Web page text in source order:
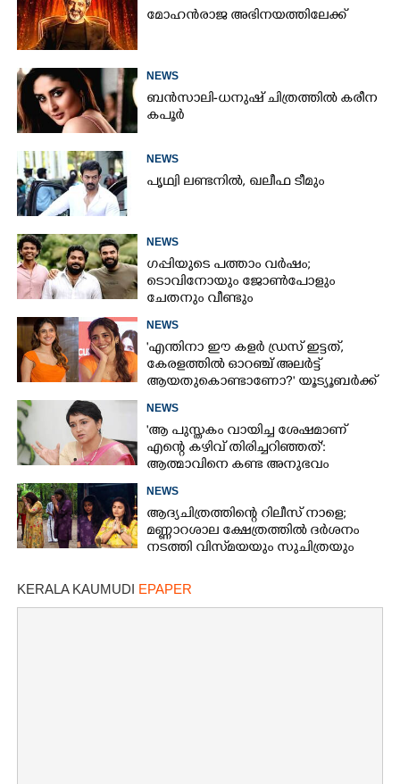
മോഹൻരാജ അഭിനയത്തിലേക്ക്
NEWS
ബൻസാലി-ധനുഷ് ചിത്രത്തിൽ കരീന
കപൂർ
NEWS
പൃഥ്വി ലണ്ടനിൽ, ഖലീഫ ടീമും
NEWS
ഗപ്പിയുടെ പത്താം വർഷം;​
ടൊവിനോയും ജോൺപോളും
ചേതനും വീണ്ടും
NEWS
'എന്തിനാ ഈ കളർ ഡ്രസ് ഇട്ടത്,
കേരളത്തിൽ ഓറഞ്ച് അല‌ർട്ട്
ആയതുകൊണ്ടാണോ?' യൂട്യൂബർക്ക്
NEWS
'ആ പുസ്തകം വായിച്ച ശേഷമാണ്
എന്റെ കഴിവ് തിരിച്ചറിഞ്ഞത്':
ആത്മാവിനെ കണ്ട അനുഭവം
NEWS
ആദ്യചിത്രത്തിന്റെ റിലീസ് നാളെ;
മണ്ണാറശാല ക്ഷേത്രത്തിൽ ദർശനം
നടത്തി വിസ്‌മയയും സുചിത്രയും
KERALA KAUMUDI EPAPER